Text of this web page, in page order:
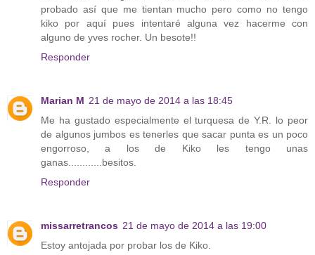
probado así que me tientan mucho pero como no tengo
kiko por aquí pues intentaré alguna vez hacerme con
alguno de yves rocher. Un besote!!
Responder
Marian M 21 de mayo de 2014 a las 18:45
Me ha gustado especialmente el turquesa de Y.R. lo peor
de algunos jumbos es tenerles que sacar punta es un poco
engorroso, a los de Kiko les tengo unas
ganas............besitos.
Responder
missarretrancos 21 de mayo de 2014 a las 19:00
Estoy antojada por probar los de Kiko.